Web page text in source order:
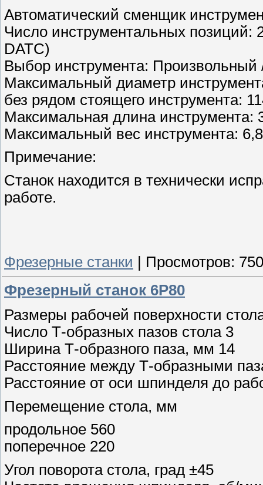
Автоматический сменщик
Число инструментальных позиций:
DATC)
Выбор инструмента: Произвольный
Максимальный диаметр
без рядом стоящего инструмента:
Максимальная длина инструмента:
Максимальный вес инструмента: 6,8
Примечание:
Станок находится в технически
работе.
Фрезерные станки Просмотров: 750
Фрезерный станок 6Р80
Размеры рабочей поверхности
Число Т-образных пазов стола 3
Ширина Т-образного паза, мм 14
Расстояние между Т-образными
Расстояние от оси шпинделя до
Перемещение стола, мм
продольное 560
поперечное 220
Угол поворота стола, град ±45